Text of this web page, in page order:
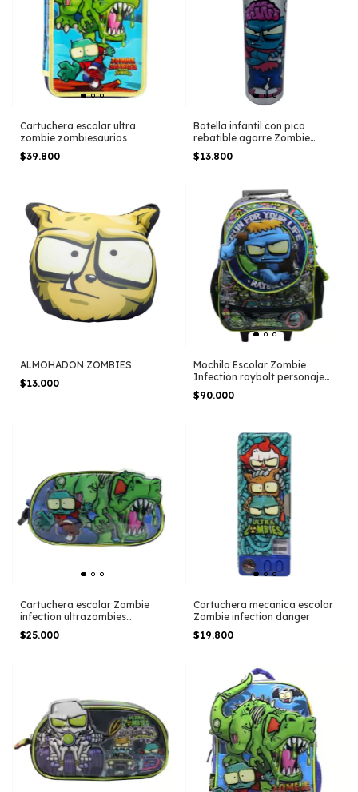
Cartuchera escolar ultra
zombie zombiesaurios
$39.800
Botella infantil con pico
rebatible agarre Zombie
Infection
$13.800
ALMOHADON ZOMBIES
$13.000
Mochila Escolar Zombie
Infection raybolt personaje
carro
$90.000
Cartuchera escolar Zombie
infection ultrazombies
dinosaurio
$25.000
Cartuchera mecanica escolar
Zombie infection danger
$19.800